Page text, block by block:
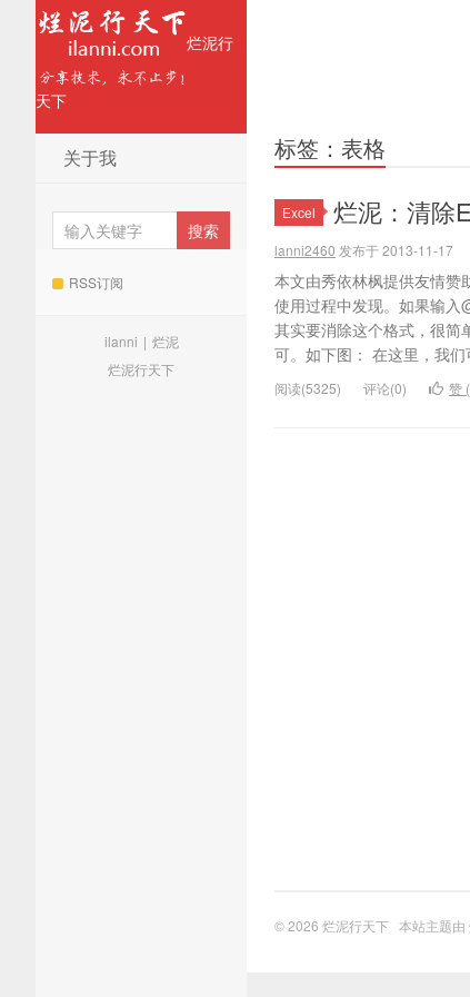
烂泥行
天下
关于我
RSS订阅
ilanni | 烂泥
烂泥行天下
标签：表格
Excel 烂泥：清除
lanni2460 发布于 2013-11-17
本文由秀依林枫提供友情赞
使用过程中发现。如果输入
其实要消除这个格式，很简
可。如下图： 在这里，我
阅读(5325) 评论(0) 赞 (
© 2026 烂泥行天下 本站主题由